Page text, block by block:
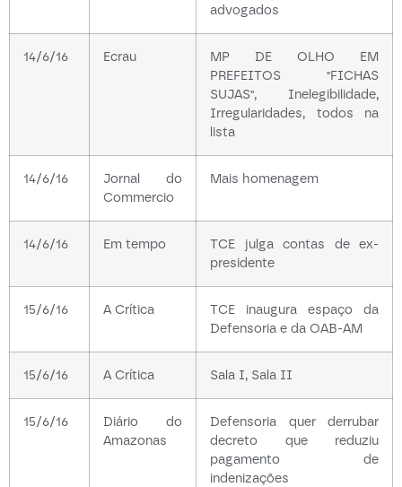
advogados
14/6/16 Ecrau
MP DE OLHO EM
PREFEITOS "FICHAS
SUJAS", Inelegibilidade,
Irregularidades, todos na
lista
14/6/16
Jornal do
Commercio
Mais homenagem
14/6/16 Em tempo
TCE julga contas de ex-
presidente
15/6/16 A Crítica
TCE inaugura espaço da
Defensoria e da OAB-AM
15/6/16 A Crítica Sala I, Sala II
15/6/16
Diário do
Amazonas
Defensoria quer derrubar
decreto que reduziu
pagamento de
indenizações